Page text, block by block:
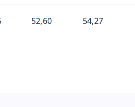
52,60 54,27